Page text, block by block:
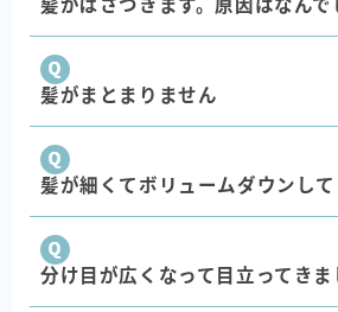
髪がぱさつきます。原因はなんで
髪がまとまりません
髪が細くてボリュームダウンし
分け目が広くなって目立ってきま